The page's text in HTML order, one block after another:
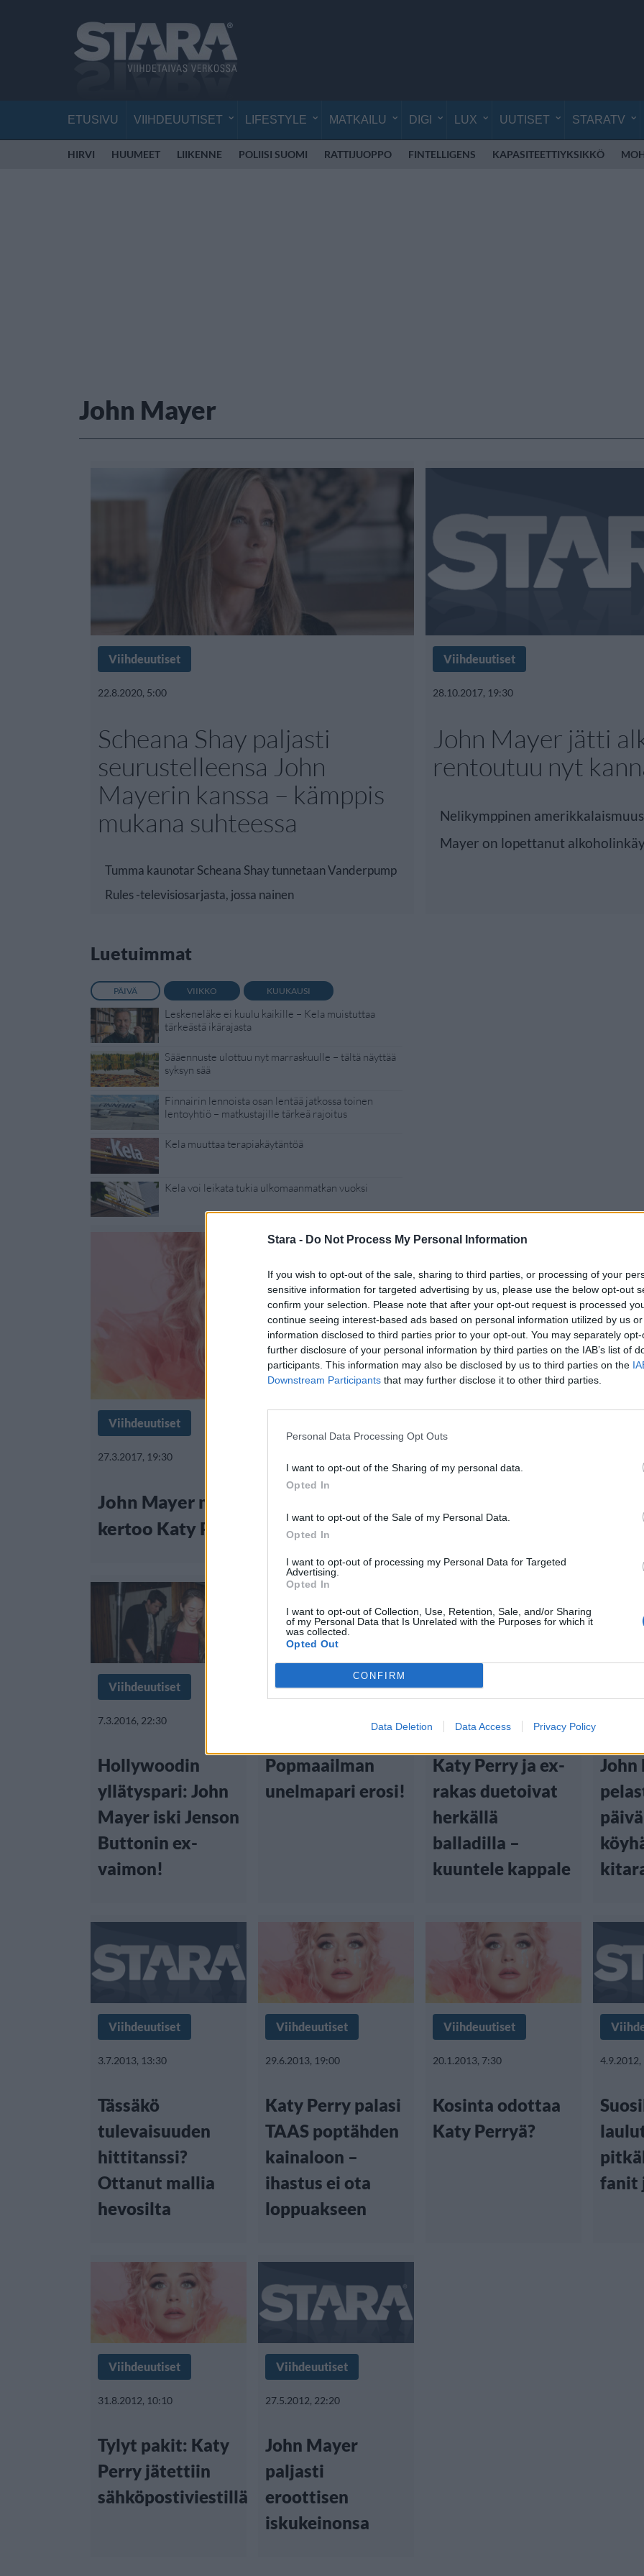
Stara - Do Not Process My Personal Information
If you wish to opt-out of the sale, sharing to third parties, or processing of your
sensitive information for targeted advertising by us, please use the below opt-out
confirm your selection. Please note that after your opt-out request is processed
continue seeing interest-based ads based on personal information utilized by us
information disclosed to third parties prior to your opt-out. You may separately
further disclosure of your personal information by third parties on the IAB’s list of
participants. This information may also be disclosed by us to third parties on the
Downstream Participants that may further disclose it to other third parties.
Personal Data Processing Opt Outs
I want to opt-out of the Sharing of my personal data.
Opted In
I want to opt-out of the Sale of my Personal Data.
Opted In
I want to opt-out of processing my Personal Data for Targeted
Advertising.
Opted In
I want to opt-out of Collection, Use, Retention, Sale, and/or Sharing
of my Personal Data that Is Unrelated with the Purposes for which it
was collected.
Opted Out
CONFIRM
Data Deletion Data Access Privacy Policy
ETUSIVU VIIHDEUUTISET LIFESTYLE MATKAILU DIGI LUX UUTISET STARATV
HIRVI HUUMEET LIIKENNE POLIISI SUOMI RATTIJUOPPO FINTELLIGENS KAPASITEETTIYKSIKKÖ
John Mayer
Viihdeuutiset
22.8.2020, 5:00
Scheana Shay paljasti
seurustelleensa John
Mayerin kanssa – kämppis
mukana suhteessa
Tumma kaunotar Scheana Shay tunnetaan Vanderpump
Rules -televisiosarjasta, jossa nainen
Viihdeuutiset
28.10.2017, 19:30
John Mayer jätti
rentoutuu nyt
Nelikymppinen
Mayer on lopettanut
Luetuimmat
PÄIVÄ VIIKKO KUUKAUSI
Leskeneläke ei kuulu kaikille – Kela muistuttaa
tärkeästä ikärajasta
Sääennuste ulottuu nyt marraskuulle – tältä näyttää
syksyn sää
Finnairin lennoista osan lentää jatkossa toinen
lentoyhtiö – matkustajille tärkeä rajoitus
Kela muuttaa terapiakäytäntöä
Kela voi leikata tukia ulkomaanmatkan vuoksi
Viihdeuutiset
27.3.2017, 19:30
John Mayer myönsi: Uusi kappale
kertoo Katy Perrysta
Taylor Swift täytti vuosia
exältä raju kommentti
Viihdeuutiset
7.3.2016, 22:30
Hollywoodin
yllätyspari: John
Mayer iski Jenson
Buttonin ex-
vaimon!
Viihdeuutiset
Popmaailman
unelmapari erosi!
Viihdeuutiset
6.9.2013, 13:40
Katy Perry ja ex-
rakas duetoivat
herkällä
balladilla –
kuuntele kappale
John
Viihdeuutiset
3.7.2013, 13:30
Tässäkö
tulevaisuuden
hittitanssi?
Ottanut mallia
hevosilta
Viihdeuutiset
29.6.2013, 19:00
Katy Perry palasi
TAAS poptähden
kainaloon –
ihastus ei ota
loppuakseen
Viihdeuutiset
20.1.2013, 7:30
Kosinta odottaa
Katy Perryä?
4.9.2012,
fanit
Viihdeuutiset
31.8.2012, 10:10
Tylyt pakit: Katy
Perry jätettiin
sähköpostiviestillä
Viihdeuutiset
27.5.2012, 22:20
John Mayer
paljasti
eroottisen
iskukeinonsa